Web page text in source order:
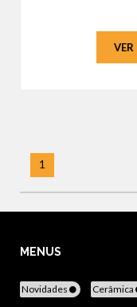
VER
1
MENUS
Novidades Cerâmica